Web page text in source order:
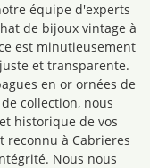
équipe d'experts
de bijoux vintage à
est minutieusement
et transparente.
en or ornées de
collection, nous
historique de vos
reconnu à Cabrieres
Nous nous